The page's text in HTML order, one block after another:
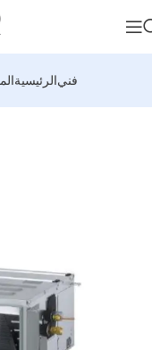
الرئيسيةفني